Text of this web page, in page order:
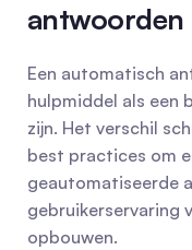
antwoorden
Een automatisch
hulpmiddel als een
zijn. Het verschil
best practices om
geautomatiseerde
gebruikerservaring
opbouwen.